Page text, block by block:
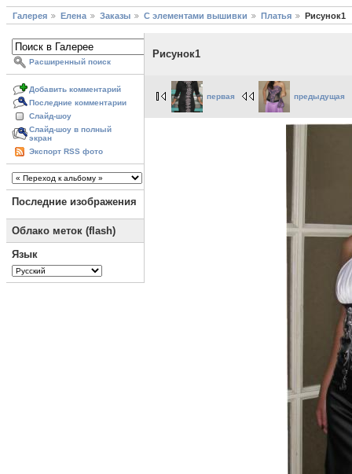
Галерея Елена Заказы С элементами вышивки Платья Рисунок1
Расширенный поиск
Добавить комментарий
Последние комментарии
Слайд-шоу
Слайд-шоу в полный
экран
Экспорт RSS фото
Последние изображения
Облако меток (flash)
Язык
Рисунок1
первая предыдущая